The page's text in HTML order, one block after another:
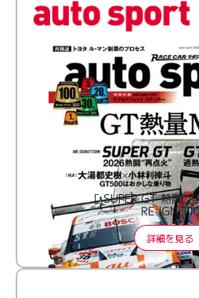
［ SUPER GT 熱闘“
詳細を見る